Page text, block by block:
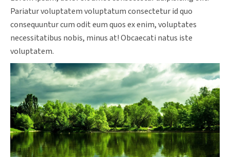
Pariatur voluptatem voluptatum consectetur id quo
consequuntur cum odit eum quos ex enim, voluptates
necessitatibus nobis, minus at! Obcaecati natus iste
voluptatem.